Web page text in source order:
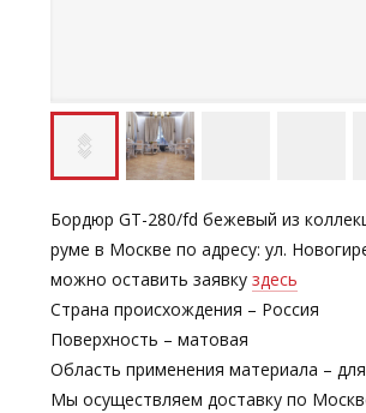
Бордюр GT-280/fd бежевый из
руме в Москве по адресу: ул.
можно оставить заявку здесь
Страна происхождения – Россия
Поверхность – матовая
Область применения материала –
Мы осуществляем доставку по